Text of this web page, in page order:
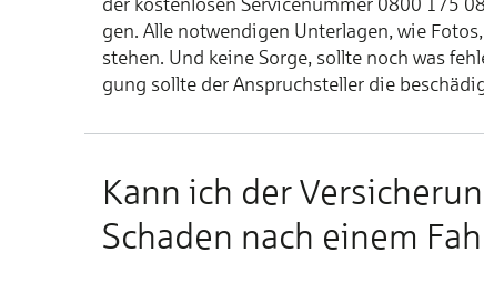
gen. Al­le not­wen­di­gen Un­ter­la­gen, wie
ste­hen. Und kei­ne Sor­ge, soll­te noch was
gung soll­te der An­spruch­stel­ler die
Kann ich der
Scha­den nach ei­nem